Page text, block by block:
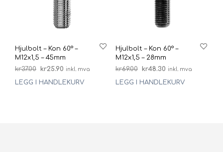
Hjulbolt – Kon 60° –
M12x1,5 – 45mm
kr37.00 Opprinnelig
kr25.90 Nåværende
inkl. mva
LEGG I HANDLEKURV
Hjulbolt – Kon 60° –
M12x1,5 – 28mm
kr69.00 Opprinnelig
kr48.30Nåværende
inkl. mva
LEGG I HANDLEKURV